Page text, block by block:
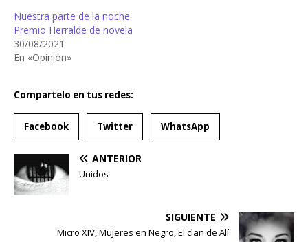
Nuestra parte de la noche.
Premio Herralde de novela
30/08/2021
En «Opinión»
Compartelo en tus redes:
Facebook Twitter WhatsApp
ANTERIOR
Unidos
SIGUIENTE
Micro XIV, Mujeres en Negro, El clan de Alí